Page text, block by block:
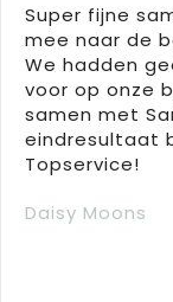
Super fijne
mee naar de
We hadden
voor op onze
samen met
eindresultaat
Topservice!
Daisy Moons